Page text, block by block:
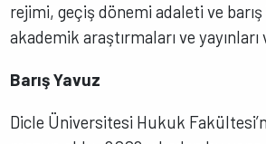
rejimi, geçiş dönemi adaleti ve barış
akademik araştırmaları ve yayınları
Barış Yavuz
Dicle Üniversitesi Hukuk